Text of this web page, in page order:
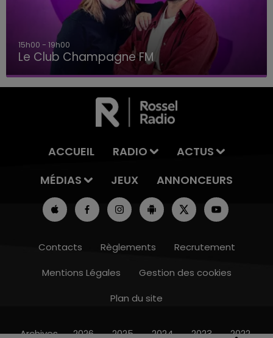
15h00 - 19h00
Le Club Champagne FM
ACCUEIL RADIO
ACTUS
MÉDIAS
JEUX ANNONCEURS
Contacts Règlements
Recrutement
Mentions Légales
Gestion des cookies
Plan du site
Archives 2026 2025 2024 2023 2022